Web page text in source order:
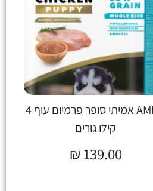
AMITY אמיתי סופר פרמיום עוף 4
קילו גורים
₪ 139.00